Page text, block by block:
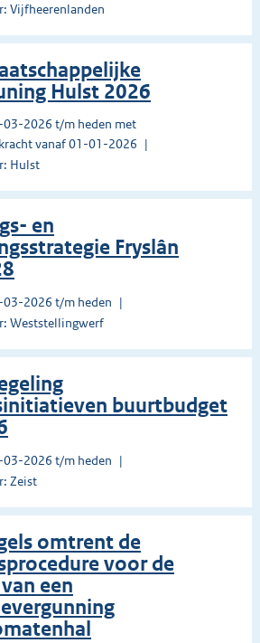
Vijfheerenlanden
Hulst 2026
03-2026 t/m heden met
vanaf 01-01-2026
Hulst
en
Fryslân
03-2026 t/m heden
Weststellingwerf
buurtbudget
03-2026 t/m heden
Zeist
omtrent de
voor de
een